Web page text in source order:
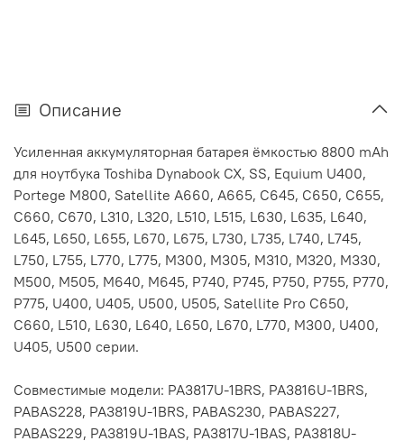
Описание
Усиленная аккумуляторная батарея ёмкостью 8800 mAh
для ноутбука Toshiba Dynabook CX, SS, Equium U400,
Portege M800, Satellite A660, A665, C645, C650, C655,
C660, C670, L310, L320, L510, L515, L630, L635, L640,
L645, L650, L655, L670, L675, L730, L735, L740, L745,
L750, L755, L770, L775, M300, M305, M310, M320, M330,
M500, M505, M640, M645, P740, P745, P750, P755, P770,
P775, U400, U405, U500, U505, Satellite Pro C650,
C660, L510, L630, L640, L650, L670, L770, M300, U400,
U405, U500 серии.
Совместимые модели: PA3817U-1BRS, PA3816U-1BRS,
PABAS228, PA3819U-1BRS, PABAS230, PABAS227,
PABAS229, PA3819U-1BAS, PA3817U-1BAS, PA3818U-